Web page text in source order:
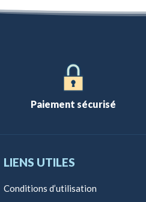
Paiement sécurisé
LIENS UTILES
Conditions d’utilisation